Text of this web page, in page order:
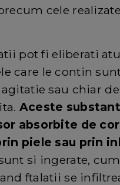
cele
pot fi eliberati
care le contin
sau chiar
Aceste
absorbite de
piele sau prin
si ingerate,
ftalatii se